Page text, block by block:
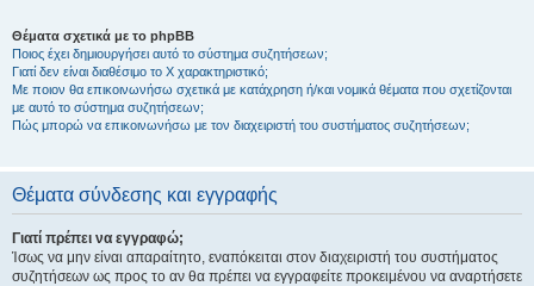
Θέματα σχετικά με το phpBB
Ποιος έχει δημιουργήσει αυτό το σύστημα συζητήσεων;
Γιατί δεν είναι διαθέσιμο το Χ χαρακτηριστικό;
Με ποιον θα επικοινωνήσω σχετικά με κατάχρηση ή/και νομικά θέματα που σχετίζονται
με αυτό το σύστημα συζητήσεων;
Πώς μπορώ να επικοινωνήσω με τον διαχειριστή του συστήματος συζητήσεων;
Θέματα σύνδεσης και εγγραφής
Γιατί πρέπει να εγγραφώ;
Ίσως να μην είναι απαραίτητο, εναπόκειται στον διαχειριστή του συστήματος
συζητήσεων ως προς το αν θα πρέπει να εγγραφείτε προκειμένου να αναρτήσετε